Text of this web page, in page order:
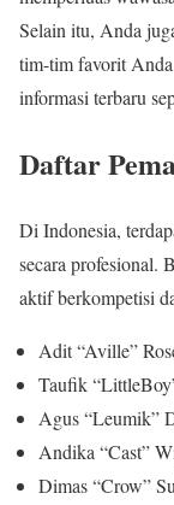
Selain itu, Anda
tim-tim favorit
informasi terbaru
Daftar
Di Indonesia,
secara profesional.
aktif berkompetisi
Adit “Aville”
Taufik
Agus “Leumik”
Andika “Cast”
Dimas “Crow”